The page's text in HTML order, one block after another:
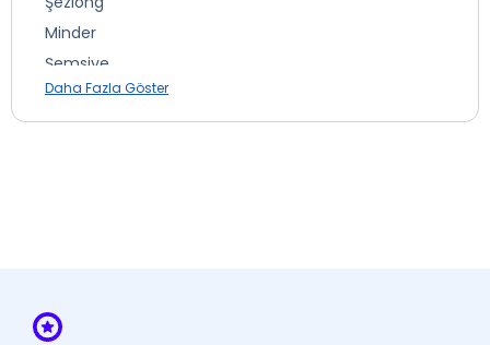
Minder
Şemsiye
* ile işaretli özellikler ücretlidir.
Daha Fazla Göster